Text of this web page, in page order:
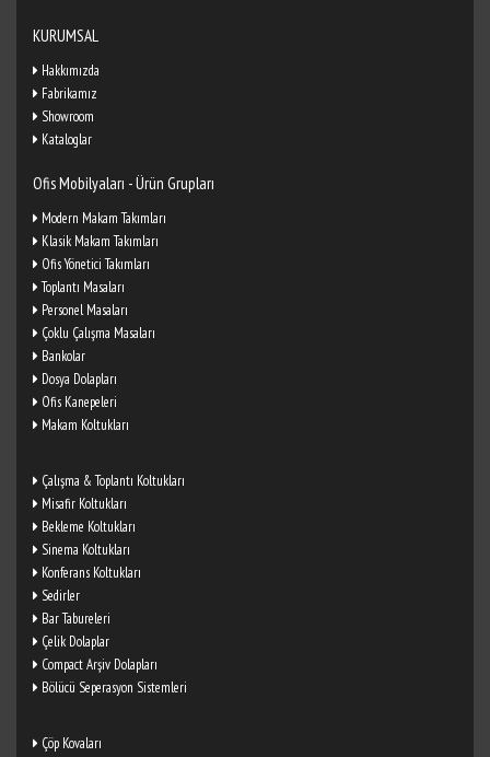
KURUMSAL
Hakkımızda
Fabrikamız
Showroom
Kataloglar
Ofis Mobilyaları - Ürün Grupları
Modern Makam Takımları
Klasik Makam Takımları
Ofis Yönetici Takımları
Toplantı Masaları
Personel Masaları
Çoklu Çalışma Masaları
Bankolar
Dosya Dolapları
Ofis Kanepeleri
Makam Koltukları
Çalışma & Toplantı Koltukları
Misafir Koltukları
Bekleme Koltukları
Sinema Koltukları
Konferans Koltukları
Sedirler
Bar Tabureleri
Çelik Dolaplar
Compact Arşiv Dolapları
Bölücü Seperasyon Sistemleri
Çöp Kovaları